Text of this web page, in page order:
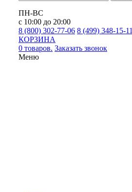
ПН-ВС
с 10:00 до 20:00
8 (800) 302-77-06 8 (499) 348-15-11
КОРЗИНА
0 товаров. Заказать звонок
Меню